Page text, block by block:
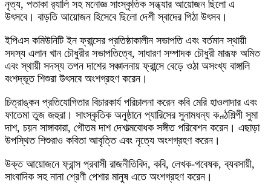
নৃত্য, পতাকা র‍্যালি সহ মনোজ্ঞ সাংস্কৃতিক সন্ধ্যার আয়োজন ছিলো এ
উৎসবে। বাড়তি আয়োজন হিসেবে ছিলো দেশী স্বাদের পিঠা উৎসব।
ইপিএস কমিউনিটি ইন ফ্রান্সের প্রতিষ্ঠাকালীন সভাপতি এবং বর্তমান স্থায়ী
সদস্য এলান খান চৌধুরীর সভাপতিত্বে, সাধারণ সম্পাদক চৌধুরী মারূফ অমিত
এবং স্থায়ী সদস্য তপন দাশের সঞ্চালনায় ফ্রান্সে বেড়ে ওঠা অসংখ্য বাঙ্গালি
বংশদ্ভূত শিশুরা উৎসবে অংশগ্রহণ করেন।
চিত্রাঙ্কন প্রতিযোগিতার বিচারকার্য পরিচালনা করেন কবি মেরি হাওলাদার এবং
ফাতেমা তুজ জহুরা। সাংস্কৃতিক অনুষ্ঠানে প্যারিসের সুনামধন্য কণ্ঠশিল্পী সুমা
দাশ, চয়ন সাঙ্গাকারা, গৌতম দাশ দেশাত্মবোধক সঙ্গীত পরিবেশন করেন। এছাড়া
উপস্থিত শিশুরাও কবিতা আবৃত্তি এবং নৃত্যে অংশগ্রহণ করেন।
উক্ত আয়োজনে ফ্রান্স প্রবাসী রাজনীতিবিদ, কবি, লেখক-গবেষক, ব্যবসায়ী,
সাংবাদিক সহ নানা শ্রেণী পেশার মানুষ এতে অংশগ্রহণ করেন।